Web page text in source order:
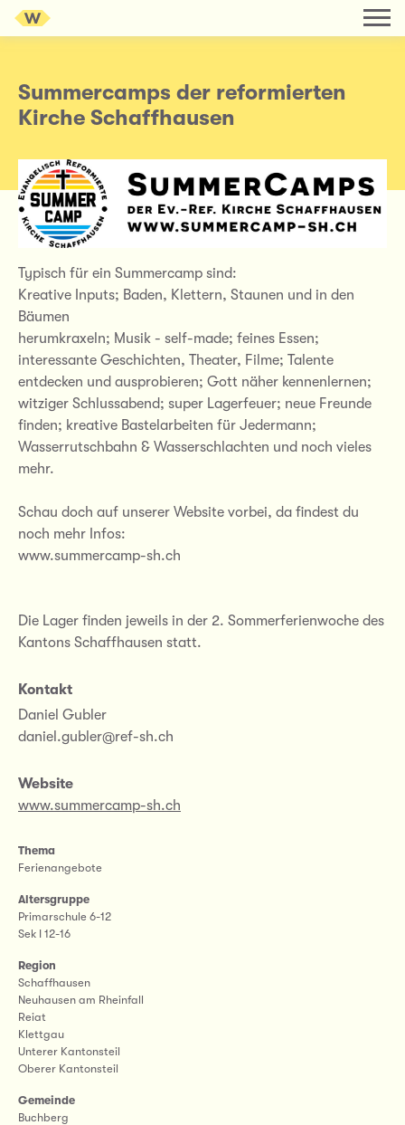
Summercamps der reformierten
Kirche Schaffhausen
Typisch für ein Summercamp sind:
Kreative Inputs; Baden, Klettern, Staunen und in den
Bäumen
herumkraxeln; Musik - self-made; feines Essen;
interessante Geschichten, Theater, Filme; Talente
entdecken und ausprobieren; Gott näher kennenlernen;
witziger Schlussabend; super Lagerfeuer; neue Freunde
finden; kreative Bastelarbeiten für Jedermann;
Wasserrutschbahn & Wasserschlachten und noch vieles
mehr.
Schau doch auf unserer Website vorbei, da findest du
noch mehr Infos:
www.summercamp-sh.ch
Die Lager finden jeweils in der 2. Sommerferienwoche des
Kantons Schaffhausen statt.
Kontakt
Daniel Gubler
daniel.gubler@ref-sh.ch
Website
www.summercamp-sh.ch
Thema
Ferienangebote
Altersgruppe
Primarschule 6-12
Sek I 12-16
Region
Schaffhausen
Neuhausen am Rheinfall
Reiat
Klettgau
Unterer Kantonsteil
Oberer Kantonsteil
Gemeinde
Buchberg